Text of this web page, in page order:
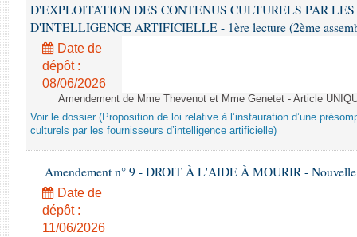
D'EXPLOITATION DES CONTENUS CULTURELS PAR LES
D'INTELLIGENCE ARTIFICIELLE - 1ère lecture (2ème
Date de
dépôt :
08/06/2026
Amendement de Mme Thevenot et Mme Genetet - Article
Voir le dossier (Proposition de loi relative à l’instauration d’une
culturels par les fournisseurs d’intelligence artificielle)
Amendement n° 9 - DROIT À L'AIDE À MOURIR -
Date de
dépôt :
11/06/2026